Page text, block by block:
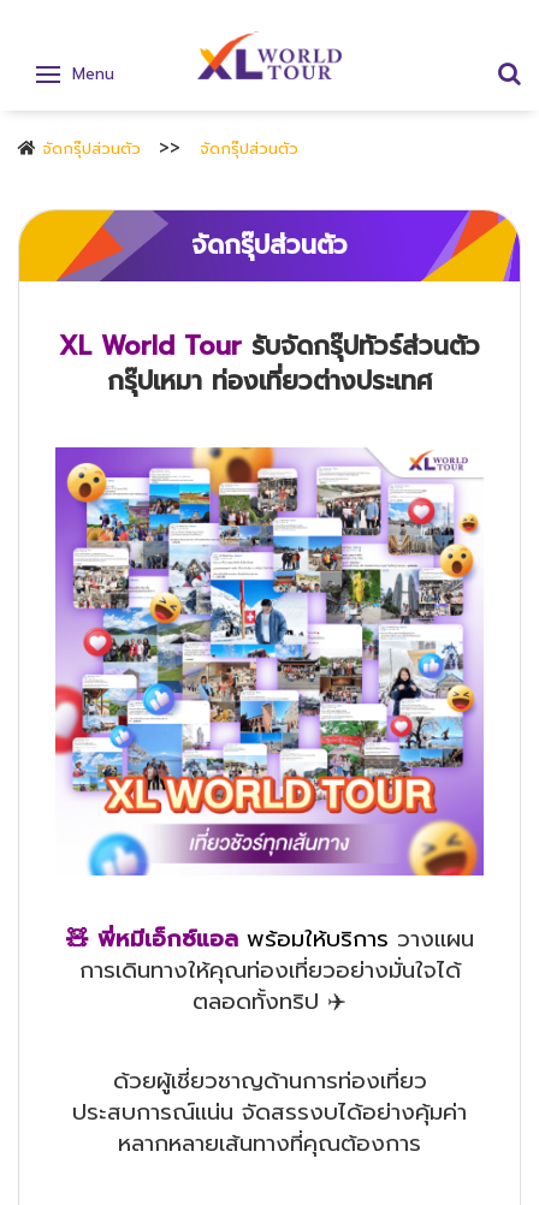
Menu
จัดกรุ๊ปส่วนตัว จัดกรุ๊ปส่วนตัว
จัดกรุ๊ปส่วนตัว
XL World Tour รับจัดกรุ๊ปทัวร์ส่วนตัว
กรุ๊ปเหมา ท่องเที่ยวต่างประเทศ
🧸 พี่หมีเอ็กซ์แอล พร้อมให้บริการ วางแผน
การเดินทางให้คุณท่องเที่ยวอย่างมั่นใจได้
ตลอดทั้งทริป ✈️
ด้วยผู้เชี่ยวชาญด้านการท่องเที่ยว
ประสบการณ์แน่น จัดสรรงบได้อย่างคุ้มค่า
หลากหลายเส้นทางที่คุณต้องการ